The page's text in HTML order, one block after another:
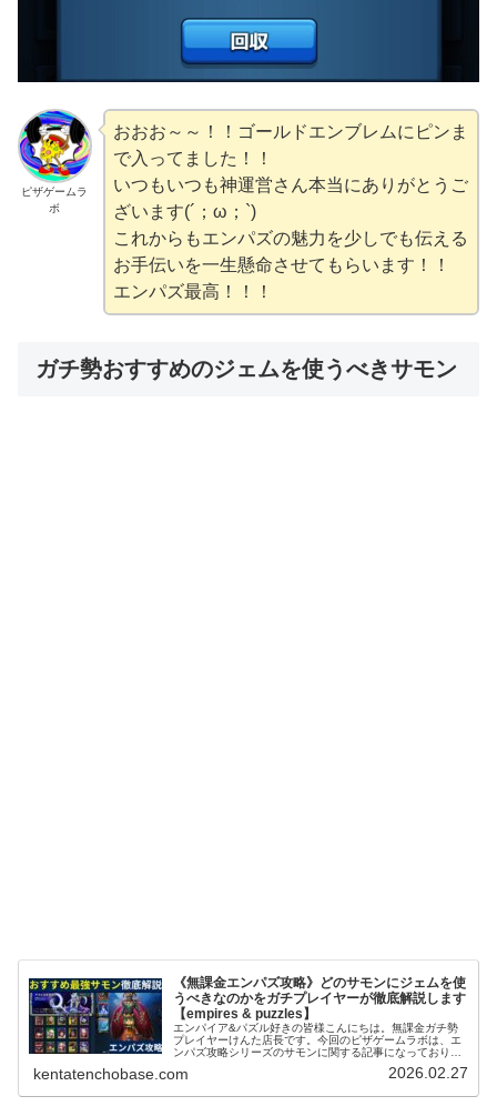
ピザゲームラ
ボ
おおお～～！！ゴールドエンブレムにピンま
で入ってました！！
いつもいつも神運営さん本当にありがとうご
ざいます(´；ω；`)
これからもエンパズの魅力を少しでも伝える
お手伝いを一生懸命させてもらいます！！
エンパズ最高！！！
ガチ勢おすすめのジェムを使うべきサモン
《無課金エンパズ攻略》どのサモンにジェムを使
うべきなのかをガチプレイヤーが徹底解説します
【empires & puzzles】
エンパイア&パズル好きの皆様こんにちは。無課金ガチ勢
プレイヤーけんた店長です。今回のピザゲームラボは、エ
ンパズ攻略シリーズのサモンに関する記事になっておりま
筆者が、多くのプレイヤーさんが迷...
kentatenchobase.com 2026.02.27